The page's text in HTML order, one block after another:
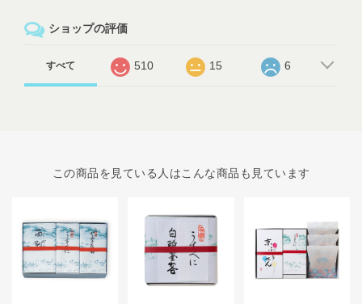
ショップの評価
すべて 510 15 6
この商品を見ている人はこんな商品も見ています